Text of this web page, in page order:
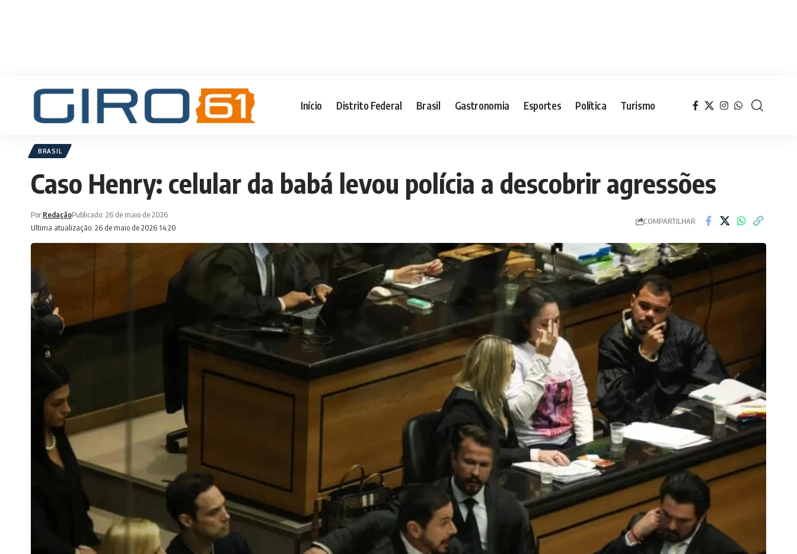
Início Distrito Federal Brasil Gastronomia Esportes Política Turismo
BRASIL
Caso Henry: celular da babá levou polícia a descobrir agressões
Ultima atualização: 26 de maio de 2026 14:20
Por:RedaçãoPublicado: 26 de maio de 2026
COMPARTILHAR